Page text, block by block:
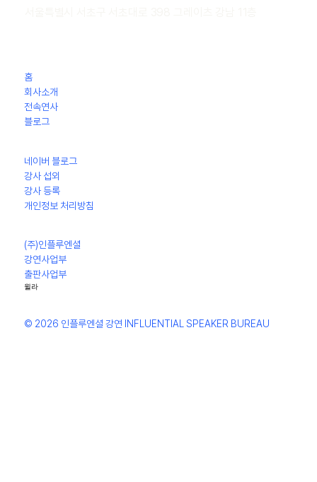
홈
회사소개
전속연사
​블로그
네이버 블로그
강사 섭외
강사 등록
개인정보 처리방침
(주)인플루엔셜
강연사업부
출판사업부
윌라
© 2026 인플루엔셜 강연 INFLUENTIAL SPEAKER BUREAU